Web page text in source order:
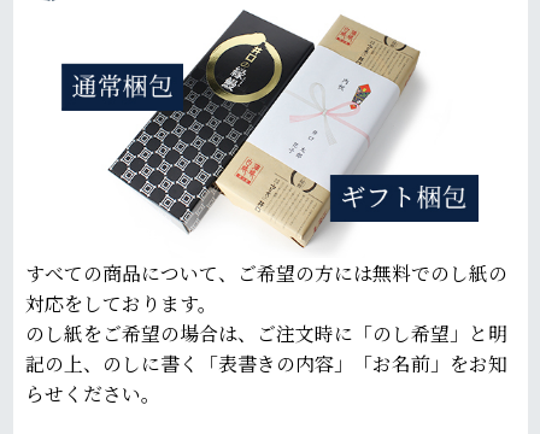
すべての商品について、ご希望の方には無料でのし紙の
対応をしております。
のし紙をご希望の場合は、ご注文時に「のし希望」と明
記の上、のしに書く「表書きの内容」「お名前」をお知
らせください。